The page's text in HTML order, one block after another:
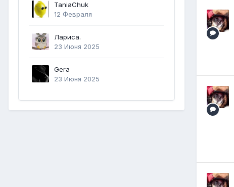
TaniaChuk
12 Февраля
Лариса.
23 Июня 2025
Gera
23 Июня 2025